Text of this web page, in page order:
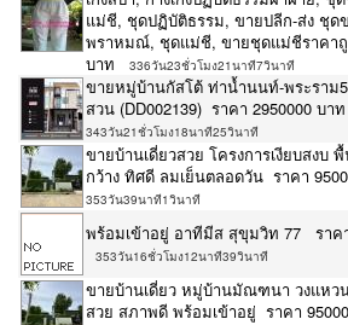
แม่ชี, ชุดปฏิบัติธรรม, ขายปลีก-ส่ง ชุด
พราหมณ์, ชุดแม่ชี, ขายชุดแม่ชีราคา
บาท
336วัน23ชั่วโมง21นาที7วินาที
ขายหมู่บ้านกัสโต้​ ท่าน้ำนนท์-พระราม
สวน (DD002139) ราคา 2950000 บาท
343วัน21ชั่วโมง18นาที25วินาที
ขายบ้านเดี่ยวสวย โครงการเงียบสงบ
กว้าง ทิศดี ลมเย็นตลอดวัน ราคา
353วัน39นาที1วินาที
พร้อมเข้าอยู่ อาทีมีส สุขุมวิท 77 ราค
353วัน16ชั่วโมง12นาที39วินาที
ขายบ้านเดี่ยว หมู่บ้านมัณฑนา วงแหว
สวย สภาพดี พร้อมเข้าอยู่ ราคา